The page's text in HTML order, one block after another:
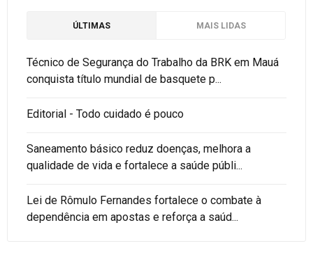
ÚLTIMAS MAIS LIDAS
Técnico de Segurança do Trabalho da BRK em Mauá
conquista título mundial de basquete p...
Editorial - Todo cuidado é pouco
Saneamento básico reduz doenças, melhora a
qualidade de vida e fortalece a saúde públi...
Lei de Rômulo Fernandes fortalece o combate à
dependência em apostas e reforça a saúd...